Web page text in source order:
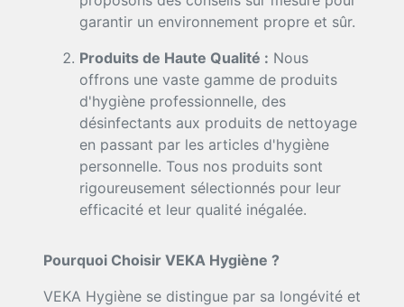
garantir un environnement propre et sûr.
Produits de Haute Qualité : Nous
offrons une vaste gamme de produits
d'hygiène professionnelle, des
désinfectants aux produits de nettoyage
en passant par les articles d'hygiène
personnelle. Tous nos produits sont
rigoureusement sélectionnés pour leur
efficacité et leur qualité inégalée.
Pourquoi Choisir VEKA Hygiène ?
VEKA Hygiène se distingue par sa longévité et